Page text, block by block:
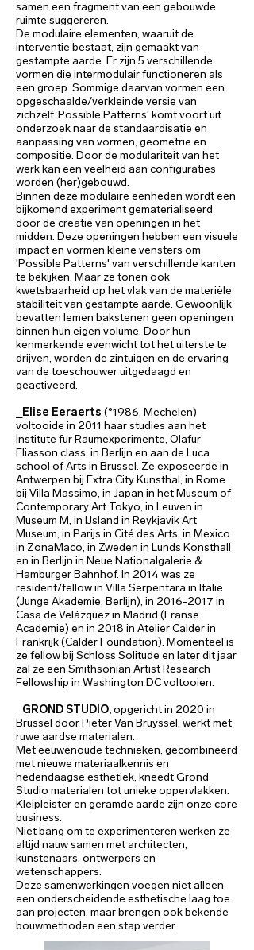
samen een fragment van een gebouwde
ruimte suggereren.
De modulaire elementen, waaruit de
interventie bestaat, zijn gemaakt van
gestampte aarde. Er zijn 5 verschillende
vormen die intermodulair functioneren als
een groep. Sommige daarvan vormen een
opgeschaalde/verkleinde versie van
zichzelf. Possible Patterns' komt voort uit
onderzoek naar de standaardisatie en
aanpassing van vormen, geometrie en
compositie. Door de modulariteit van het
werk kan een veelheid aan configuraties
worden (her)gebouwd.
Binnen deze modulaire eenheden wordt een
bijkomend experiment gematerialiseerd
door de creatie van openingen in het
midden. Deze openingen hebben een visuele
impact en vormen kleine vensters om
'Possible Patterns' van verschillende kanten
te bekijken. Maar ze tonen ook
kwetsbaarheid op het vlak van de materiële
stabiliteit van gestampte aarde. Gewoonlijk
bevatten lemen bakstenen geen openingen
binnen hun eigen volume. Door hun
kenmerkende evenwicht tot het uiterste te
drijven, worden de zintuigen en de ervaring
van de toeschouwer uitgedaagd en
geactiveerd.
Elise Eeraerts (°1986, Mechelen)
voltooide in 2011 haar studies aan het
Institute fur Raumexperimente, Olafur
Eliasson class, in Berlijn en aan de Luca
school of Arts in Brussel. Ze exposeerde in
Antwerpen bij Extra City Kunsthal, in Rome
bij Villa Massimo, in Japan in het Museum of
Contemporary Art Tokyo, in Leuven in
Museum M, in IJsland in Reykjavik Art
Museum, in Parijs in Cité des Arts, in Mexico
in ZonaMaco, in Zweden in Lunds Konsthall
en in Berlijn in Neue Nationalgalerie &
Hamburger Bahnhof. In 2014 was ze
resident/fellow in Villa Serpentara in Italië
(Junge Akademie, Berlijn), in 2016-2017 in
Casa de Velázquez in Madrid (Franse
Academie) en in 2018 in Atelier Calder in
Frankrijk (Calder Foundation). Momenteel is
ze fellow bij Schloss Solitude en later dit jaar
zal ze een Smithsonian Artist Research
Fellowship in Washington DC voltooien.
GROND STUDIO,opgericht in 2020 in
Brussel door Pieter Van Bruyssel, werkt met
ruwe aardse materialen.
Met eeuwenoude technieken, gecombineerd
met nieuwe materiaalkennis en
hedendaagse esthetiek, kneedt Grond
Studio materialen tot unieke oppervlakken.
Kleipleister en geramde aarde zijn onze core
business.
Niet bang om te experimenteren werken ze
altijd nauw samen met architecten,
kunstenaars, ontwerpers en
wetenschappers.
Deze samenwerkingen voegen niet alleen
een onderscheidende esthetische laag toe
aan projecten, maar brengen ook bekende
bouwmethoden een stap verder.